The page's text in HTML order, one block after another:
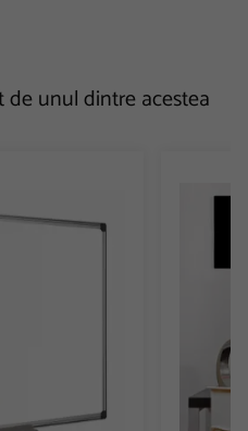
de unul dintre acestea